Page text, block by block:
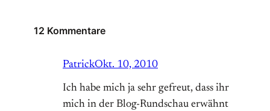
12 Kommentare
PatrickOkt. 10, 2010
Ich habe mich ja sehr gefreut, dass ihr
mich in der Blog-Rundschau erwähnt